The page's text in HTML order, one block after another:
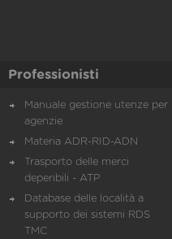
Professionisti
Manuale gestione utenze per
agenzie
Materia ADR-RID-ADN
Trasporto delle merci
deperibili - ATP
Database delle località a
supporto dei sistemi RDS
TMC